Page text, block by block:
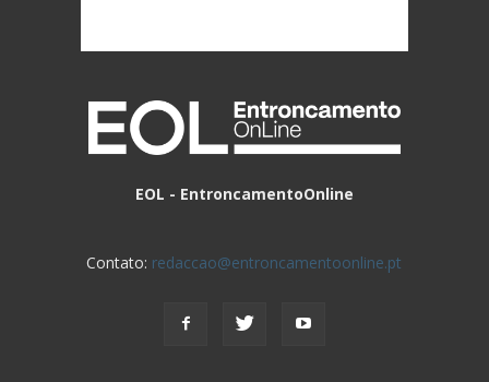
EOL - EntroncamentoOnline
Contato: redaccao@entroncamentoonline.pt